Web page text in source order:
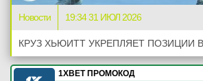
Новости 19:34 31 ИЮЛ 2026
КРУЗ ХЬЮИТТ УКРЕПЛЯЕТ ПОЗИЦИИ
1XBET ПРОМОКОД